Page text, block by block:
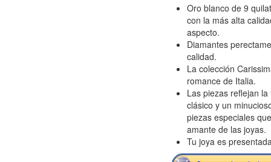
Oro blanco de 9
con la más alta
aspecto.
Diamantes
calidad.
La colección
romance de Italia.
Las piezas reflejan
clásico y un
piezas especiales
amante de las joyas.
Tu joya es